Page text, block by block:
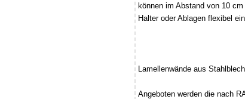
können im Abstand von 10
Halter oder Ablagen flexibel
Lamellenwände aus
Angeboten werden die nach